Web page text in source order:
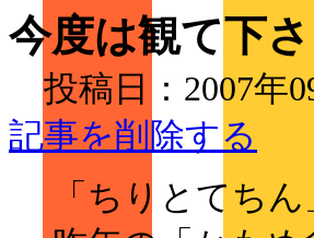
今度は観て下
投稿日：2007年
記事を削除する
「ちりとてち